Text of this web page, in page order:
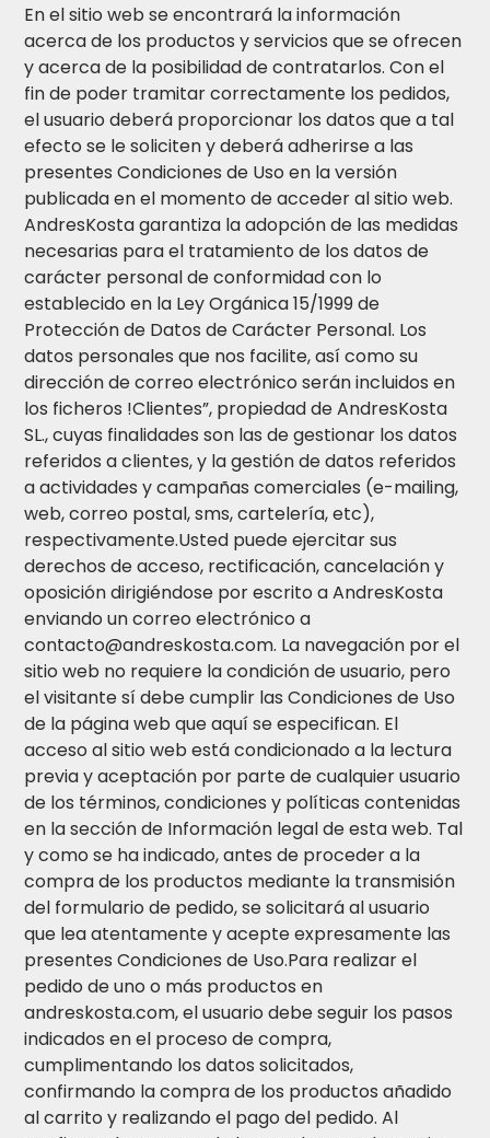
En el sitio web se encontrará la información
acerca de los productos y servicios que se ofrecen
y acerca de la posibilidad de contratarlos. Con el
fin de poder tramitar correctamente los pedidos,
el usuario deberá proporcionar los datos que a tal
efecto se le soliciten y deberá adherirse a las
presentes Condiciones de Uso en la versión
publicada en el momento de acceder al sitio web.
AndresKosta garantiza la adopción de las medidas
necesarias para el tratamiento de los datos de
carácter personal de conformidad con lo
establecido en la Ley Orgánica 15/1999 de
Protección de Datos de Carácter Personal. Los
datos personales que nos facilite, así como su
dirección de correo electrónico serán incluidos en
los ficheros !Clientes”, propiedad de AndresKosta
SL., cuyas finalidades son las de gestionar los datos
referidos a clientes, y la gestión de datos referidos
a actividades y campañas comerciales (e-mailing,
web, correo postal, sms, cartelería, etc),
respectivamente.Usted puede ejercitar sus
derechos de acceso, rectificación, cancelación y
oposición dirigiéndose por escrito a AndresKosta
enviando un correo electrónico a
contacto@andreskosta.com. La navegación por el
sitio web no requiere la condición de usuario, pero
el visitante sí debe cumplir las Condiciones de Uso
de la página web que aquí se especifican. El
acceso al sitio web está condicionado a la lectura
previa y aceptación por parte de cualquier usuario
de los términos, condiciones y políticas contenidas
en la sección de Información legal de esta web. Tal
y como se ha indicado, antes de proceder a la
compra de los productos mediante la transmisión
del formulario de pedido, se solicitará al usuario
que lea atentamente y acepte expresamente las
presentes Condiciones de Uso.Para realizar el
pedido de uno o más productos en
andreskosta.com, el usuario debe seguir los pasos
indicados en el proceso de compra,
cumplimentando los datos solicitados,
confirmando la compra de los productos añadido
al carrito y realizando el pago del pedido. Al